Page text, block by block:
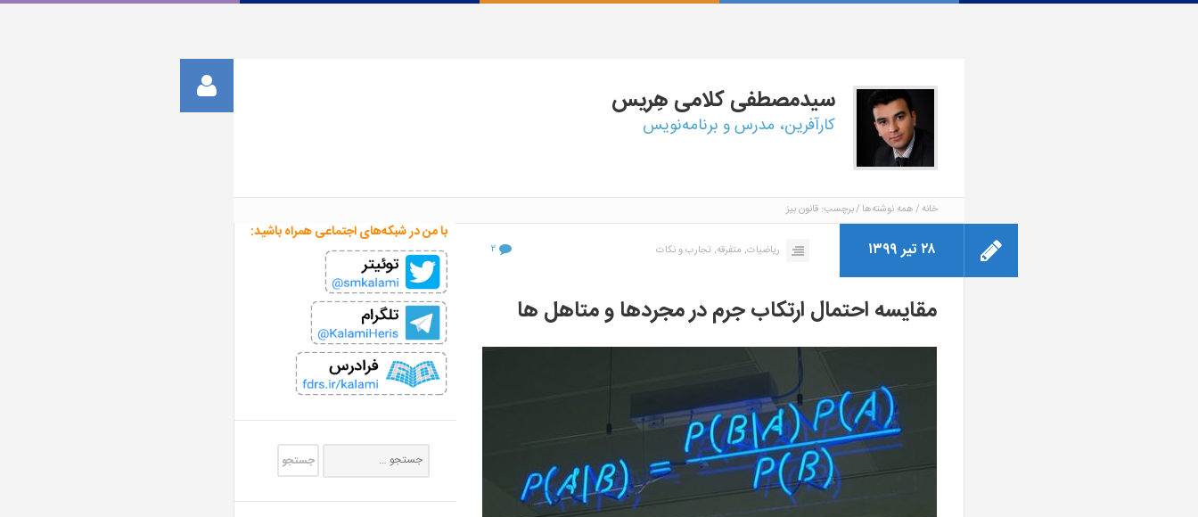
سیدمصطفیکلامی هِریس
کارآفرین، مدرس و برنامه‌نویس
خانه همه نوشته‌ها برچسب: قانون بیز
۲۸ تیر ۱۳۹۹ ریاضیات, متفرقه,تجارب و نکات ۲
مقایسه احتمال ارتکاب جرم در مجردها و متاهل ها
با من در شبکه‌های اجتماعی همراه باشید: